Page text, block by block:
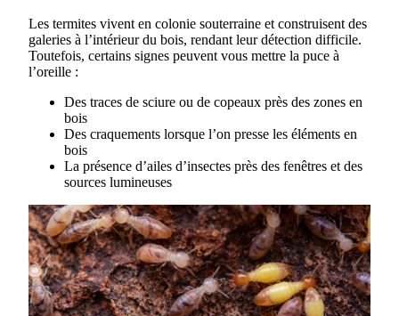
Les termites vivent en colonie souterraine et construisent des
galeries à l’intérieur du bois, rendant leur détection difficile.
Toutefois, certains signes peuvent vous mettre la puce à
l’oreille :
Des traces de sciure ou de copeaux près des zones en
bois
Des craquements lorsque l’on presse les éléments en
bois
La présence d’ailes d’insectes près des fenêtres et des
sources lumineuses